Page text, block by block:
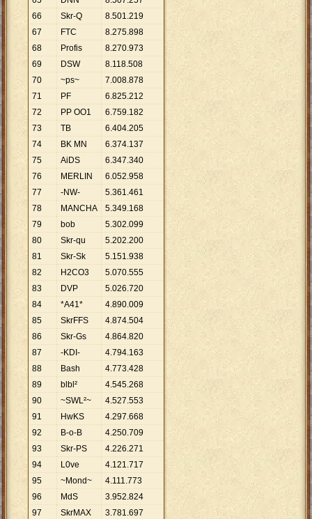
66
Skr-Q 8.501.219
67
FTC 8.275.898
68
Profis 8.270.973
69
DSW 8.118.508
70
~ps~ 7.008.878
71
PF 6.825.212
72
PP OO1 6.759.182
73
TB 6.404.205
74
BK MN 6.374.137
75
AiDS 6.347.340
76
MERLIN 6.052.958
77
-NW- 5.361.461
78
MANCHA 5.349.168
79
bob 5.302.099
80
Skr-qu 5.202.200
81
Skr-Sk 5.151.938
82
H2CO3 5.070.555
83
DVP 5.026.720
84
*A41* 4.890.009
85
SkrFFS 4.874.504
86
Skr-Gs 4.864.820
87
-KDI- 4.794.163
88
Bash 4.773.428
89
blbl² 4.545.268
90
~SWL²~ 4.527.553
91
HwKS 4.297.668
92
B-o-B 4.250.709
93
Skr-PS 4.226.271
94
L0ve 4.121.717
95
~Mond~ 4.111.773
96
MdS 3.952.824
97
SkrMAX 3.781.697